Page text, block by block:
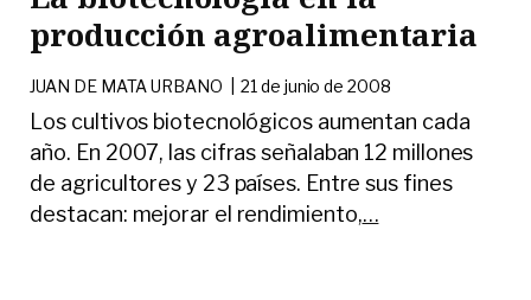
producción agroalimentaria
JUAN DE MATA URBANO |21 de junio de 2008
Los cultivos biotecnológicos aumentan cada
año. En 2007, las cifras señalaban 12 millones
de agricultores y 23 países. Entre sus fines
destacan: mejorar el rendimiento,…